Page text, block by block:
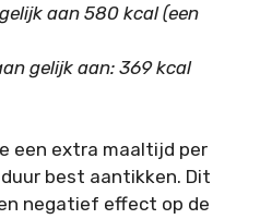
aan 580 kcal (een
gelijk aan: 369 kcal
een extra maaltijd per
best aantikken. Dit
negatief effect op de